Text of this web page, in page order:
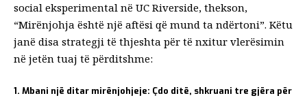
social eksperimental në UC Riverside, thekson,
“Mirënjohja është një aftësi që mund ta ndërtoni”. Këtu
janë disa strategji të thjeshta për të nxitur vlerësimin
në jetën tuaj të përditshme:
1. Mbani një ditar mirënjohjeje: Çdo ditë, shkruani tre gjëra për